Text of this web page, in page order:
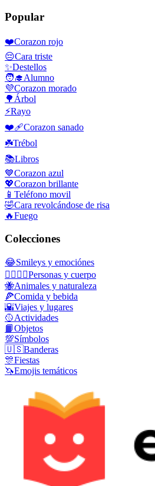
Popular
❤️Corazon rojo
😔Cara triste
✨Destellos
🧑‍🎓Alumno
💜Corazon morado
🌳 Árbol
⚡Rayo
❤️‍🩹Corazon sanado
☘️Trébol
📚Libros
💙Corazon azul
💖Corazon brillante
📱 Teléfono movil
🤣Cara revolcándose de risa
🔥Fuego
Colecciones
😂Smileys y emociónes
👩‍❤️‍💋‍👨Personas y cuerpo
🐝Animales y naturaleza
🍕Comida y bebida
🌇Viajes y lugares
🥎Actividades
📙Objetos
💯Símbolos
🇺🇸Banderas
🎊Fiestas
🦄Emojis temáticos